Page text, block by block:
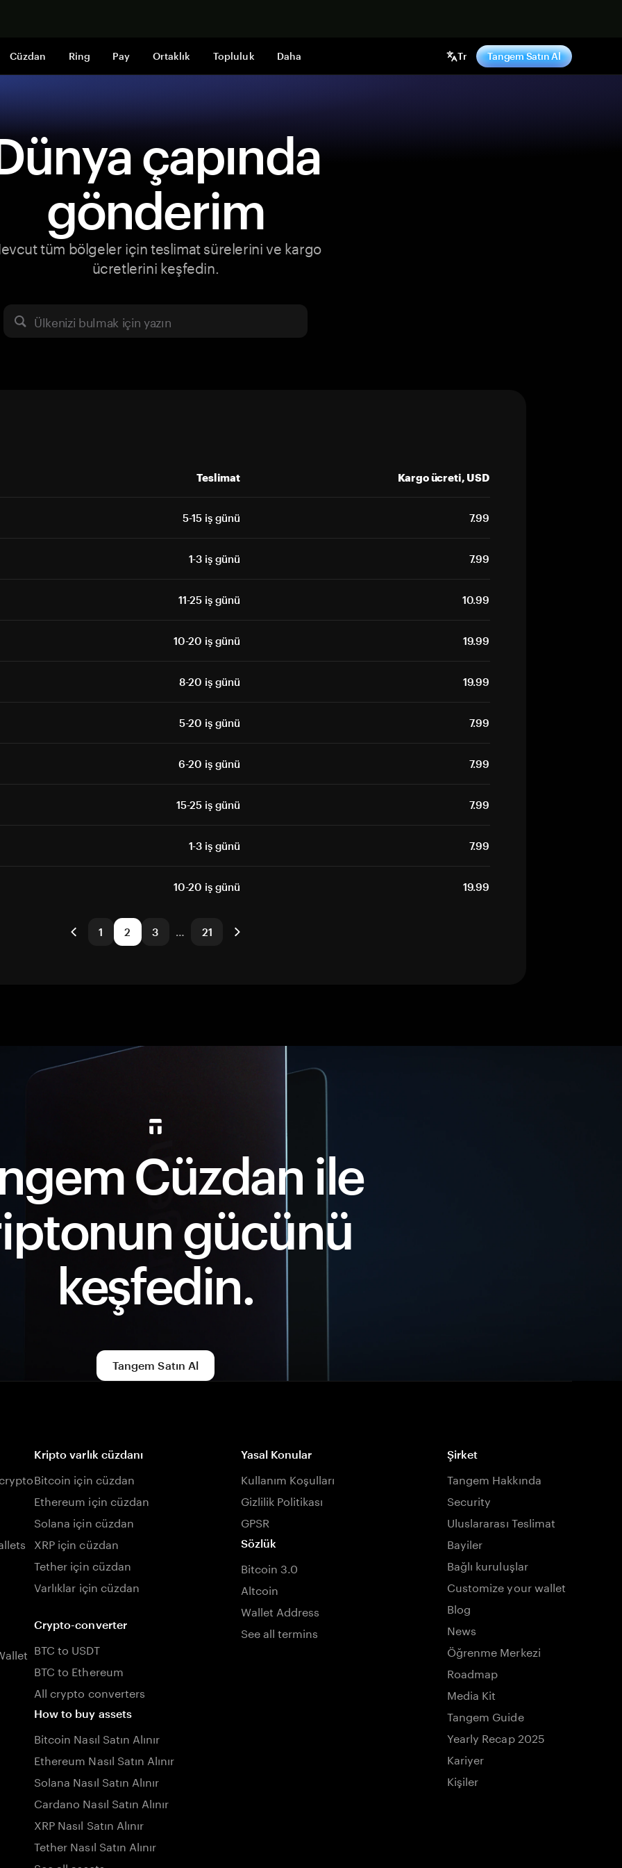
Cüzdan Ring Pay Ortaklık Topluluk Daha Tr Tangem Satın Al
çapında
gönderim
tüm bölgeler için teslimat sürelerini ve kargo
ücretlerini keşfedin.
Ülkenizi bulmak için yazın
Teslimat Kargo ücreti, USD
5-15 iş günü 7.99
1-3 iş günü 7.99
11-25 iş günü 10.99
10-20 iş günü 19.99
8-20 iş günü 19.99
5-20 iş günü 7.99
6-20 iş günü 7.99
15-25 iş günü 7.99
1-3 iş günü 7.99
10-20 iş günü 19.99
1 2 3 … 21
Cüzdan ile
gücünü
keşfedin.
Tangem Satın Al
Kripto varlık cüzdanı
Bitcoin için cüzdan
Ethereum için cüzdan
Solana için cüzdan
XRP için cüzdan
Tether için cüzdan
Varlıklar için cüzdan
Crypto-converter
BTC to USDT
BTC to Ethereum
All crypto converters
How to buy assets
Bitcoin Nasıl Satın Alınır
Ethereum Nasıl Satın Alınır
Solana Nasıl Satın Alınır
Cardano Nasıl Satın Alınır
XRP Nasıl Satın Alınır
Tether Nasıl Satın Alınır
Yasal Konular
Kullanım Koşulları
Gizlilik Politikası
GPSR
Sözlük
Bitcoin 3.0
Altcoin
Wallet Address
See all termins
Şirket
Tangem Hakkında
Security
Uluslararası Teslimat
Bayiler
Bağlı kuruluşlar
Customize your wallet
Blog
News
Öğrenme Merkezi
Roadmap
Media Kit
Tangem Guide
Yearly Recap 2025
Kariyer
Kişiler